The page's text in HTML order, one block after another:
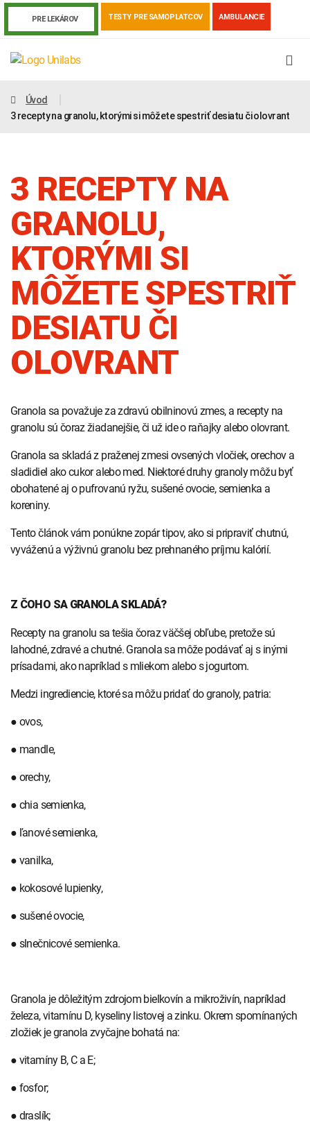
PRE LEKÁROV TESTY PRE SAMOPLATCOV AMBULANCIE
Genetika Covid-19 Žiadanky a tlačivá
Výsledky vyšetrení Kortizol Odberová príručka
INTOLERANCIA POTRAVÍN Lymská borelióza
Human papillomavirus (HPV)
Úvod
3 recepty na granolu, ktorými si môžete spestriť desiatu či olovrant
3 RECEPTY NA
GRANOLU,
KTORÝMI SI
MÔŽETE SPESTRIŤ
DESIATU ČI
OLOVRANT
Granola sa považuje za zdravú obilninovú zmes, a recepty na
granolu sú čoraz žiadanejšie, či už ide o raňajky alebo olovrant.
Granola sa skladá z praženej zmesi ovsených vločiek, orechov a
sladidiel ako cukor alebo med. Niektoré druhy granoly môžu byť
obohatené aj o pufrovanú ryžu, sušené ovocie, semienka a
koreniny.
Tento článok vám ponúkne zopár tipov, ako si pripraviť chutnú,
vyváženú a výživnú granolu bez prehnaného príjmu kalórií.
Z ČOHO SA GRANOLA SKLADÁ?
Recepty na granolu sa tešia čoraz väčšej obľube, pretože sú
lahodné, zdravé a chutné. Granola sa môže podávať aj s inými
prísadami, ako napríklad s mliekom alebo s jogurtom.
Medzi ingrediencie, ktoré sa môžu pridať do granoly, patria:
● ovos,
● mandle,
● orechy,
● chia semienka,
● ľanové semienka,
● vanilka,
● kokosové lupienky,
● sušené ovocie,
● slnečnicové semienka.
Granola je dôležitým zdrojom bielkovín a mikroživín, napríklad
železa, vitamínu D, kyseliny listovej a zinku. Okrem spomínaných
zložiek je granola zvyčajne bohatá na:
● vitamíny B, C a E;
● fosfor;
● draslík;